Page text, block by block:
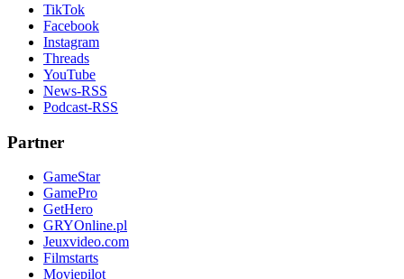
TikTok
Facebook
Instagram
Threads
YouTube
News-RSS
Podcast-RSS
Partner
GameStar
GamePro
GetHero
GRYOnline.pl
Jeuxvideo.com
Filmstarts
Moviepilot